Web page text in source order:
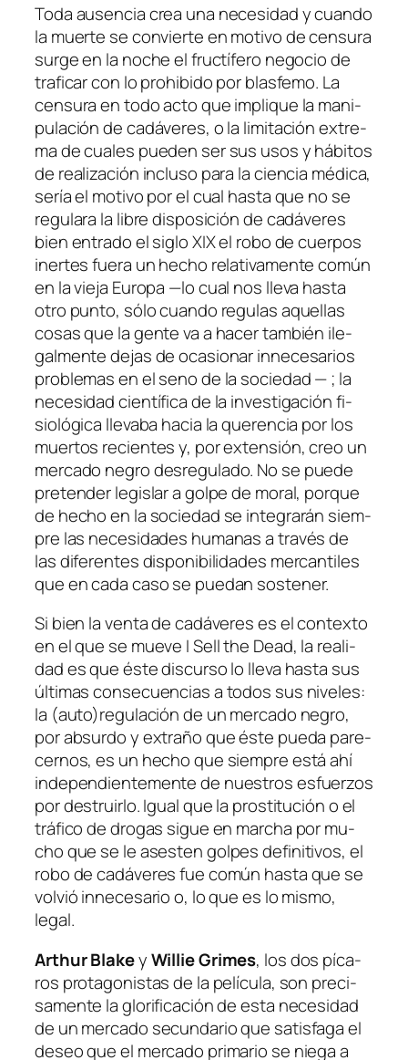
Toda au­sen­cia crea una ne­ce­si­dad y cuan­do
la muer­te se con­vier­te en mo­ti­vo de cen­su­ra
sur­ge en la no­che el fruc­tí­fe­ro ne­go­cio de
tra­fi­car con lo prohi­bi­do por blas­fe­mo. La
cen­su­ra en to­do ac­to que im­pli­que la ma­ni­
pu­la­ción de ca­dá­ve­res, o la li­mi­ta­ción ex­tre­
ma de cua­les pue­den ser sus usos y há­bi­tos
de rea­li­za­ción in­clu­so pa­ra la cien­cia mé­di­ca,
se­ría el mo­ti­vo por el cual has­ta que no se
re­gu­la­ra la li­bre dis­po­si­ción de ca­dá­ve­res
bien en­tra­do el si­glo XIX el ro­bo de cuer­pos
iner­tes fue­ra un he­cho re­la­ti­va­men­te co­mún
en la vie­ja Europa —lo cual nos lle­va has­ta
otro pun­to, só­lo cuan­do re­gu­las aque­llas
co­sas que la gen­te va a ha­cer tam­bién ile­
gal­men­te de­jas de oca­sio­nar in­ne­ce­sa­rios
pro­ble­mas en el seno de la so­cie­dad — ; la
ne­ce­si­dad cien­tí­fi­ca de la in­ves­ti­ga­ción fi­
sio­ló­gi­ca lle­va­ba ha­cia la que­ren­cia por los
muer­tos re­cien­tes y, por ex­ten­sión, creo un
mer­ca­do ne­gro des­re­gu­la­do. No se pue­de
pre­ten­der le­gis­lar a gol­pe de mo­ral, por­que
de he­cho en la so­cie­dad se in­te­gra­rán siem­
pre las ne­ce­si­da­des hu­ma­nas a tra­vés de
las di­fe­ren­tes dis­po­ni­bi­li­da­des mer­can­ti­les
que en ca­da ca­so se pue­dan sostener.
Si bien la ven­ta de ca­dá­ve­res es el con­tex­to
en el que se mue­ve I Sell the Dead, la reali­
dad es que és­te dis­cur­so lo lle­va has­ta sus
úl­ti­mas con­se­cuen­cias a to­dos sus ni­ve­les:
la (auto)regulación de un mer­ca­do ne­gro,
por ab­sur­do y ex­tra­ño que és­te pue­da pa­re­
cer­nos, es un he­cho que siem­pre es­tá ahí
in­de­pen­dien­te­men­te de nues­tros es­fuer­zos
por des­truir­lo. Igual que la pros­ti­tu­ción o el
trá­fi­co de dro­gas si­gue en mar­cha por mu­
cho que se le ases­tengol­pes de­fi­ni­ti­vos, el
ro­bo de ca­dá­ve­res fue co­mún has­ta que se
vol­vió in­ne­ce­sa­rio o, lo que es lo mis­mo,
legal.
Arthur BlakeyWillie Grimes, los dos pí­ca­
ros pro­ta­go­nis­tas de la pe­lí­cu­la, son pre­ci­
sa­men­te la glo­ri­fi­ca­ción de es­ta ne­ce­si­dad
de un mer­ca­do se­cun­da­rio que sa­tis­fa­ga el
de­seo que el mer­ca­do pri­ma­rio se nie­ga a